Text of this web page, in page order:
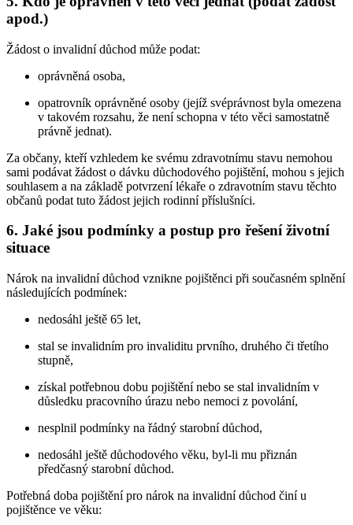
apod.)
Žádost o invalidní důchod může podat:
oprávněná osoba,
opatrovník oprávněné osoby (jejíž svéprávnost byla omezena
v takovém rozsahu, že není schopna v této věci samostatně
právně jednat).
Za občany, kteří vzhledem ke svému zdravotnímu stavu nemohou
sami podávat žádost o dávku důchodového pojištění, mohou s jejich
souhlasem a na základě potvrzení lékaře o zdravotním stavu těchto
občanů podat tuto žádost jejich rodinní příslušníci.
6. Jaké jsou podmínky a postup pro řešení životní
situace
Nárok na invalidní důchod vznikne pojištěnci při současném splnění
následujících podmínek:
nedosáhl ještě 65 let,
stal se invalidním pro invaliditu prvního, druhého či třetího
stupně,
získal potřebnou dobu pojištění nebo se stal invalidním v
důsledku pracovního úrazu nebo nemoci z povolání,
nesplnil podmínky na řádný starobní důchod,
nedosáhl ještě důchodového věku, byl-li mu přiznán
předčasný starobní důchod.
Potřebná doba pojištění pro nárok na invalidní důchod činí u
pojištěnce ve věku: